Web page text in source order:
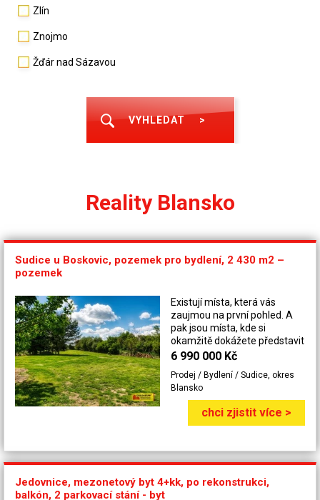
Zlín
Znojmo
Žďár nad Sázavou
VYHLEDAT >
Reality Blansko
Sudice u Boskovic, pozemek pro bydlení, 2 430 m2 –
pozemek
Existují místa, která vás
zaujmou na první pohled. A
pak jsou místa, kde si
okamžitě dokážete představit
svůj budoucí domov. Právě
stavební pozemek v Sudicích
u Boskovic. Na konci malé
lesa a obklopený klidem
parcela orientovaná na jih
6 990 000 Kč
Prodej / Bydlení / Sudice, okres
Blansko
chci zjistit více >
Jedovnice, mezonetový byt 4+kk, po rekonstrukci,
balkón, 2 parkovací stání - byt